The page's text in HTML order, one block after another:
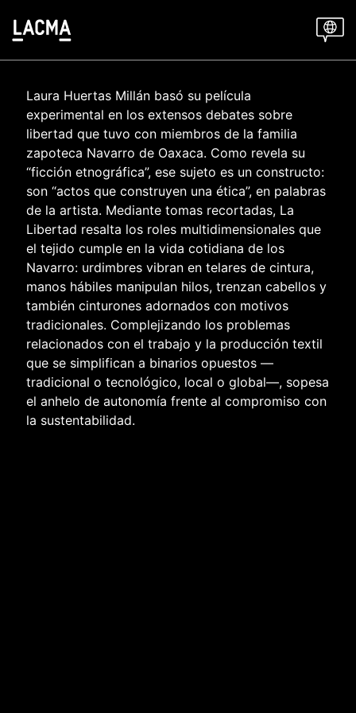
Laura Huertas Millán basó su película
experimental en los extensos debates sobre
libertad que tuvo con miembros de la familia
zapoteca Navarro de Oaxaca. Como revela su
“ficción etnográfica”, ese sujeto es un constructo:
son “actos que construyen una ética”, en palabras
de la artista. Mediante tomas recortadas, La
Libertad resalta los roles multidimensionales que
el tejido cumple en la vida cotidiana de los
Navarro: urdimbres vibran en telares de cintura,
manos hábiles manipulan hilos, trenzan cabellos y
también cinturones adornados con motivos
tradicionales. Complejizando los problemas
relacionados con el trabajo y la producción textil
que se simplifican a binarios opuestos —
tradicional o tecnológico, local o global—, sopesa
el anhelo de autonomía frente al compromiso con
la sustentabilidad.